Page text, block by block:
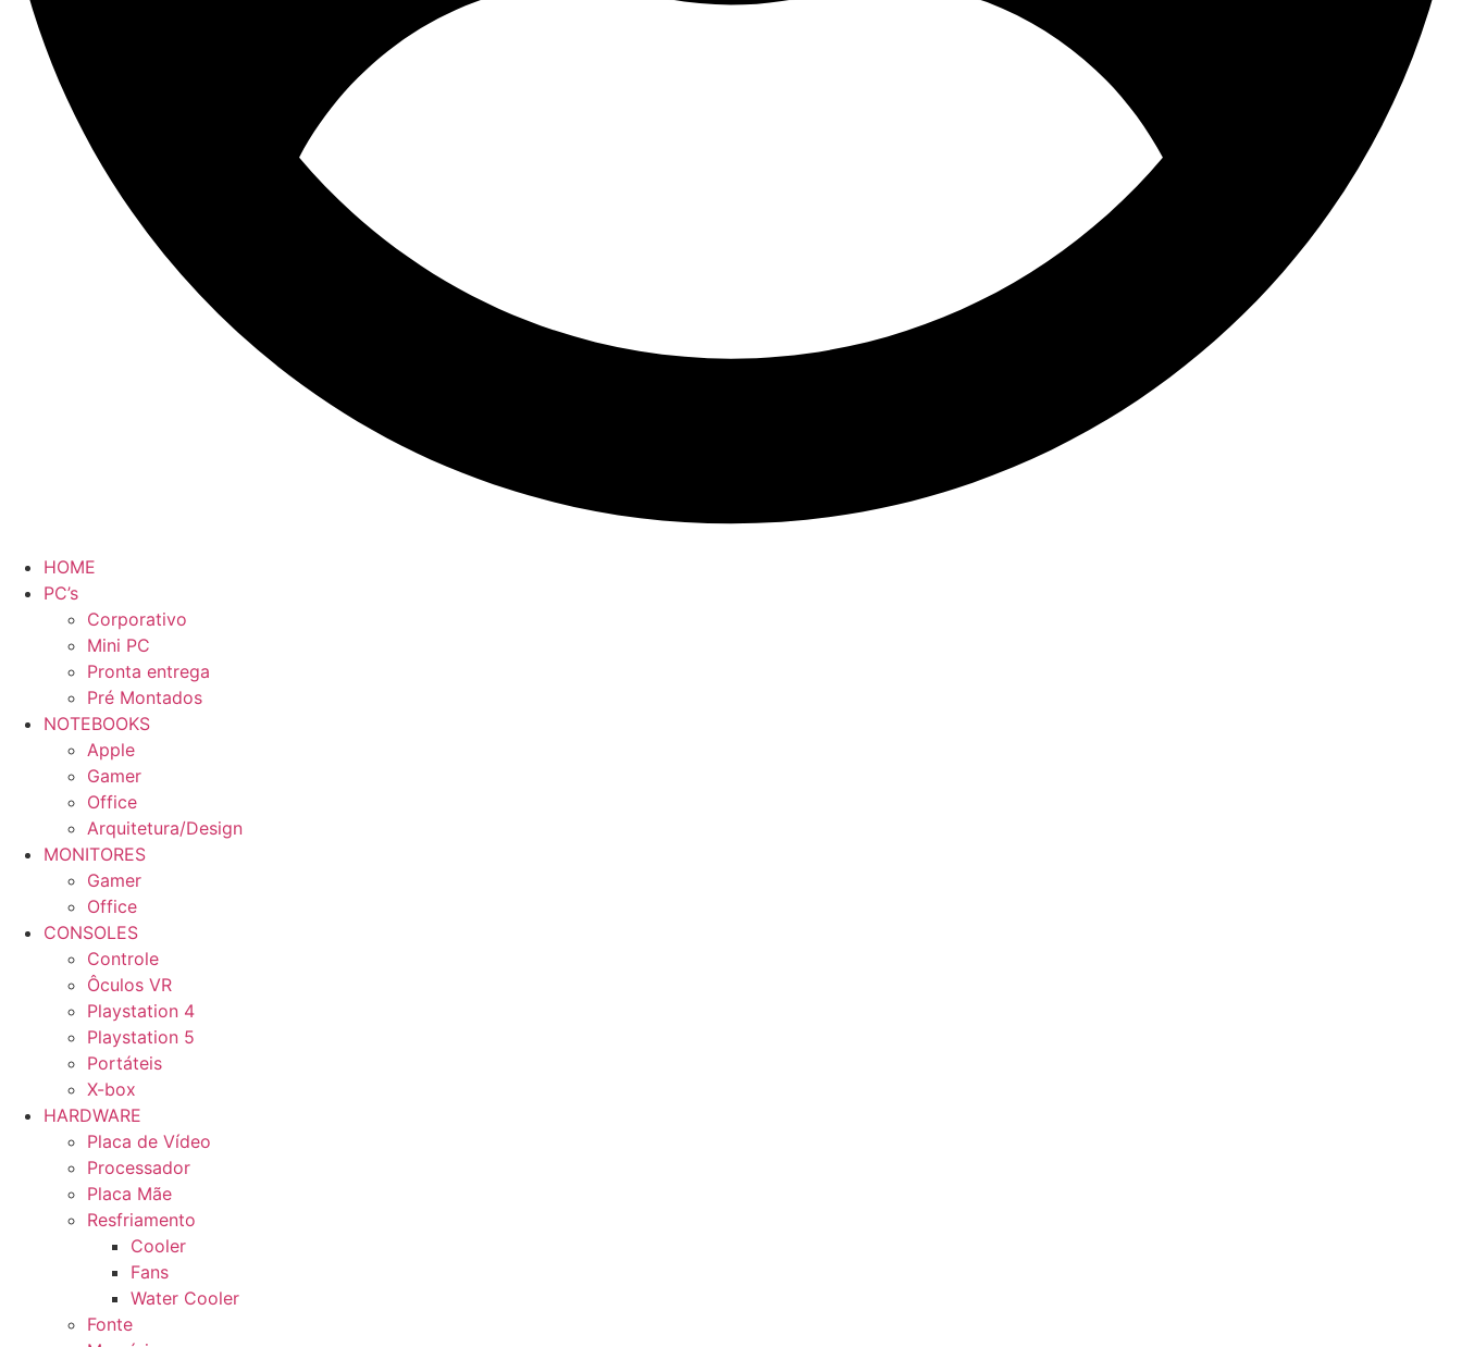
HOME
PC’s
Corporativo
Mini PC
Pronta entrega
Pré Montados
NOTEBOOKS
Apple
Gamer
Office
Arquitetura/Design
MONITORES
Gamer
Office
CONSOLES
Controle
Ôculos VR
Playstation 4
Playstation 5
Portáteis
X-box
HARDWARE
Placa de Vídeo
Processador
Placa Mãe
Resfriamento
Cooler
Fans
Water Cooler
Fonte